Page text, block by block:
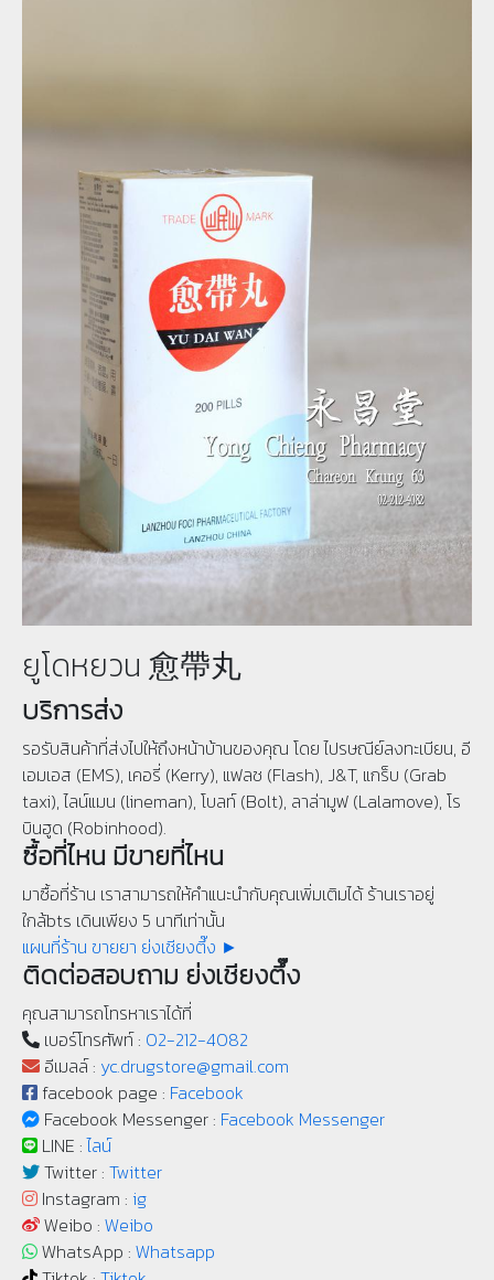
ยูโดหยวน 愈帶丸
บริการส่ง
รอรับสินค้าที่ส่งไปให้ถึงหน้าบ้านของคุณ โดย ไปรษณีย์ลงทะเบียน, อี
เอมเอส (EMS), เคอรี่ (Kerry), แฟลช (Flash), J&T, แกร็บ (Grab
taxi), ไลน์แมน (lineman), โบลท์ (Bolt), ลาล่ามูฟ (Lalamove), โร
บินฮูด (Robinhood).
ซื้อที่ไหน มีขายที่ไหน
มาซื้อที่ร้าน เราสามารถให้คำแนะนำกับคุณเพิ่มเติมได้ ร้านเราอยู่
ใกล้bts เดินเพียง 5 นาทีเท่านั้น
แผนที่ร้าน ขายยา ย่งเชียงตึ๊ง ►
ติดต่อสอบถาม ย่งเชียงตึ๊ง
คุณสามารถโทรหาเราได้ที่
เบอร์โทรศัพท์ : 02-212-4082
อีเมลล์ : yc.drugstore@gmail.com
facebook page : Facebook
Facebook Messenger : Facebook Messenger
LINE :ไลน์
Twitter : Twitter
Instagram : ig
Weibo : Weibo
WhatsApp : Whatsapp